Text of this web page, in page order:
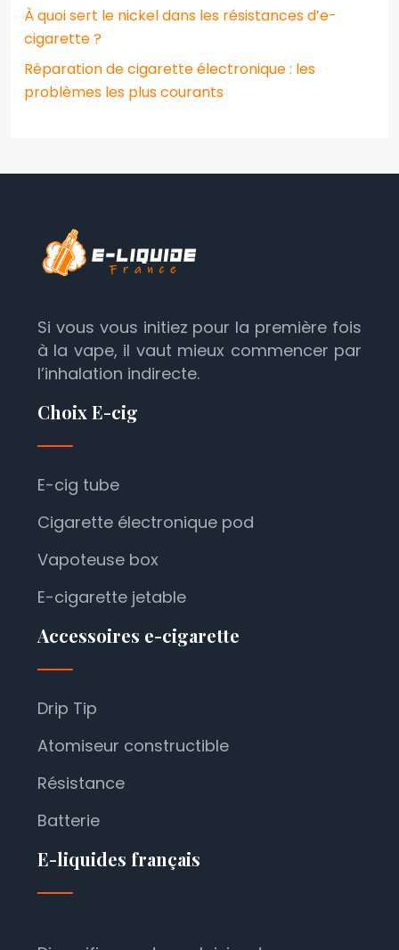
À quoi sert le nickel dans les résistances d’e-
cigarette ?
Réparation de cigarette électronique : les
problèmes les plus courants
Si vous vous initiez pour la première fois
à la vape, il vaut mieux commencer par
l’inhalation indirecte.
Choix E-cig
E-cig tube
Cigarette électronique pod
Vapoteuse box
E-cigarette jetable
Accessoires e-cigarette
Drip Tip
Atomiseur constructible
Résistance
Batterie
E-liquides français